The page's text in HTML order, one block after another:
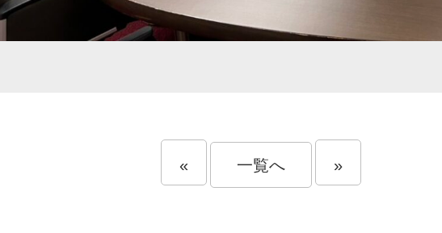
« 一覧へ »